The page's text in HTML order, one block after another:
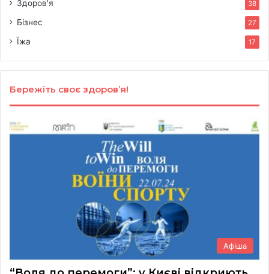
Здоров'я 38
Бізнес 27
Їжа 17
Бережіть своє здоров’я!
Афіша